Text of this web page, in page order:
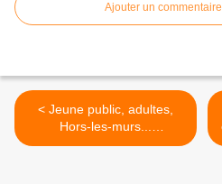
Ajouter un commentaire
< Jeune public, adultes,
Hors-les-murs...
Programme...